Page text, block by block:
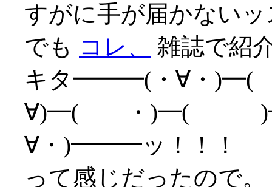
すがに手が届かないッ
でも コレ、
雑誌で紹
キタ━━━(・∀・)━(
∀)━( ・)━(
∀・)━━━ッ！！！
って感じだったので。